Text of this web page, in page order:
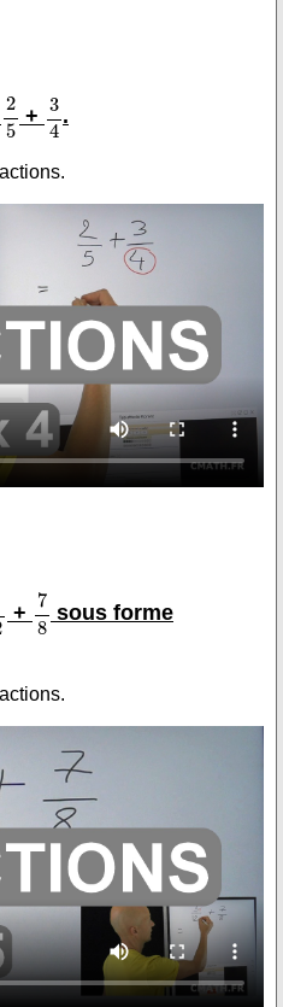
+ .
+
sous forme